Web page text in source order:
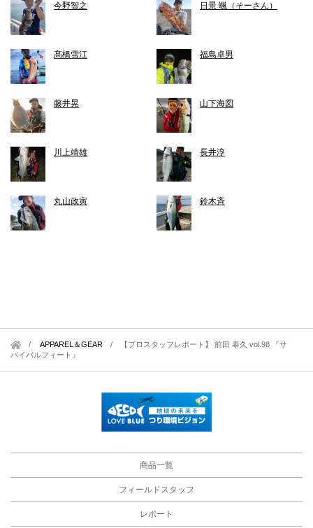
今野智之 日景 颯（そーさん）
髙橋雪江 福島卓男
藤井晃 山下海図
川上靖雄 長井淳
丸山政寅 鈴木斉
APPAREL＆GEAR /
【プロスタッフレポート】 前田 泰久 vol.98 『サ
バイバルフィート』
商品一覧
フィールドスタッフ
レポート